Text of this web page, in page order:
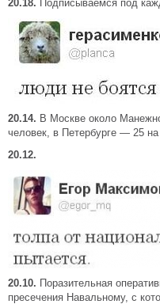
20.18. Подписываемся под
20.14. В Москве около
человек, в Петербурге — 25
20.12.
20.10. Поразительная
пресечения Навальному, с